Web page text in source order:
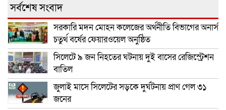
সর্বশেষ সংবাদ
সরকারি মদন মোহন কলেজের অর্থনীতি বিভাগের অনার্স
চতুর্থ বর্ষের ফেয়ারওয়েল অনুষ্ঠিত
সিলেটে ৯ জন নিহতের ঘটনায় দুই বাসের রেজিস্ট্রেশন
বাতিল
জুলাই মাসে সিলেটের সড়কে দুর্ঘটনায় প্রাণ গেল ৩১
জনের